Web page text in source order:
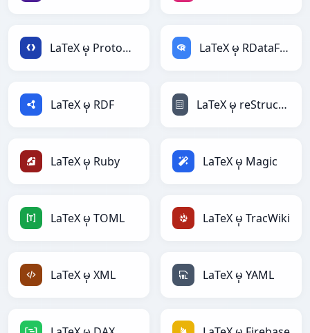
LaTeX မှ Protobuf LaTeX မှ RDataFrame
LaTeX မှ RDF LaTeX မှ reStructuredText
LaTeX မှ Ruby LaTeX မှ Magic
LaTeX မှ TOML LaTeX မှ TracWiki
LaTeX မှ XML LaTeX မှ YAML